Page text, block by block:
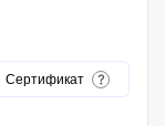
Сертификат